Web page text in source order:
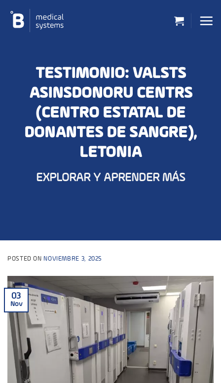
contenido
TESTIMONIO: VALSTS
ASINSDONORU CENTRS
(CENTRO ESTATAL DE
DONANTES DE SANGRE),
LETONIA
EXPLORAR Y APRENDER MÁS
POSTED ON NOVIEMBRE 3, 2025
03
Nov